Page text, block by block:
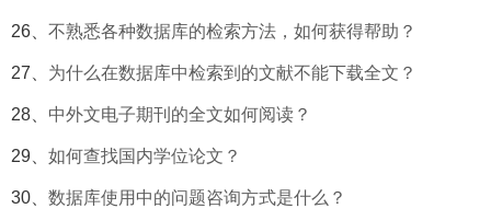
26、 不熟悉各种数据库的检索方法，如何获得帮助？
27、 为什么在数据库中检索到的文献不能下载全文？
28、 中外文电子期刊的全文如何阅读？
29、 如何查找国内学位论文？
30、 数据库使用中的问题咨询方式是什么？